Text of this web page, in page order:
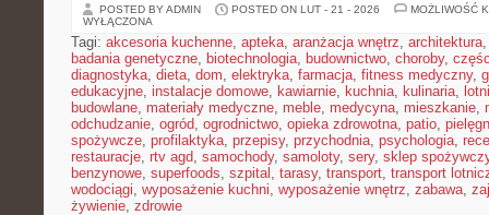
POSTED BY ADMIN POSTED ON LUT - 21 - 2026
MOŻLIWOŚĆ
WYŁĄCZONA
Tagi: akcesoria kuchenne, apteka, aranżacja wnętrz, architektura
badania genetyczne, biotechnologia, budownictwo, choroby,
diagnostyka, dieta, dom, elektryka, farmacja, fitness medyczny,
edukacyjne, instalacje domowe, kawiarnie, kuchnia, kulinaria,
budowlane, materiały medyczne, meble, medycyna, mieszkanie,
odchudzanie, ogród, ogrodnictwo, opieka zdrowotna, patio,
spożywcze, profilaktyka, przepisy, przychodnia, psychologia,
restauracje, rtv agd, samochody, samoloty, sery, sklep
benzynowe, superfoods, szpital , tarasy, transport, transport
wodociągi, wyposażenie kuchni, wyposażenie wnętrz, zabawa,
żywienie, zdrowie